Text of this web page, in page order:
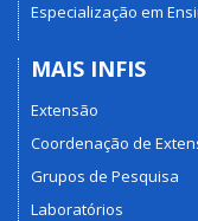
Especialização em
MAIS INFIS
Extensão
Coordenação de
Grupos de Pesquisa
Laboratórios